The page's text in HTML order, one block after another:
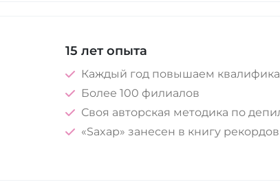
15 лет опыта
Каждый год повышаем
Более 100 филиалов
Своя авторская методика по
«Saxap» занесен в книгу